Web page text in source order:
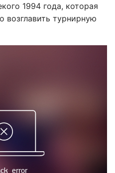
1994 года, которая
возглавить турнирную